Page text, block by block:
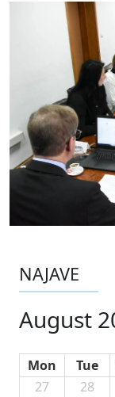
NAJAVE
August
Mon Tue
27
28